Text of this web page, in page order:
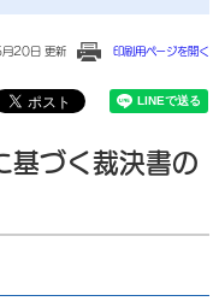
20日 更新 印刷用ページを開く
基づく裁決書の